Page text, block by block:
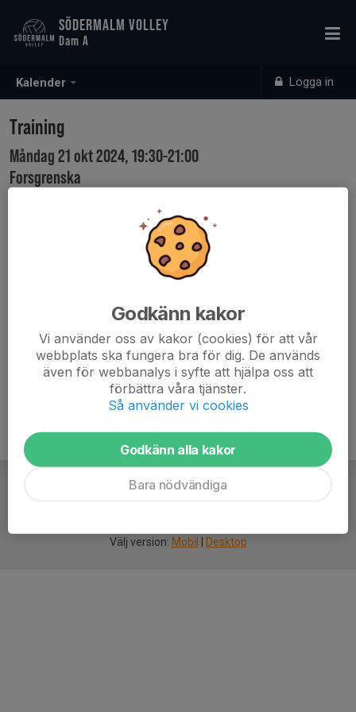
Kalender Logga in
SÖDERMALM VOLLEY
Dam A
Training
Måndag 21 okt 2024, 19:30-21:00
Forsgrenska
Välj version: Mobil Desktop
Godkänn kakor
Vi använder oss av kakor (cookies) för att vår
webbplats ska fungera bra för dig. De används
även för webbanalys i syfte att hjälpa oss att
förbättra våra tjänster.
Så använder vi cookies
Godkänn alla kakor
Bara nödvändiga